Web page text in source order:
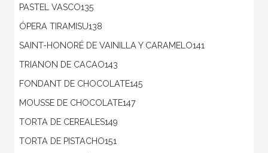
PASTEL VASCO135
ÓPERA TIRAMISU138
SAINT-HONORÉ DE VAINILLA Y CARAMELO141
TRIANON DE CACAO143
FONDANT DE CHOCOLATE145
MOUSSE DE CHOCOLATE147
TORTA DE CEREALES149
TORTA DE PISTACHO151